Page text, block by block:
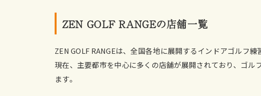
ZEN GOLF RANGEの店舗一覧
ZEN GOLF RANGEは、全国各地に展開するインドアゴルフ練
現在、主要都市を中心に多くの店舗が展開されており、ゴル
ます。